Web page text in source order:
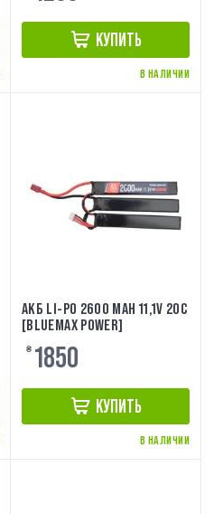
КУПИТЬ
В НАЛИЧИИ
АКБ LI-PO 2600 MAH 11,1V 20C
[BLUEMAX POWER]
₴ 1850
КУПИТЬ
В НАЛИЧИИ